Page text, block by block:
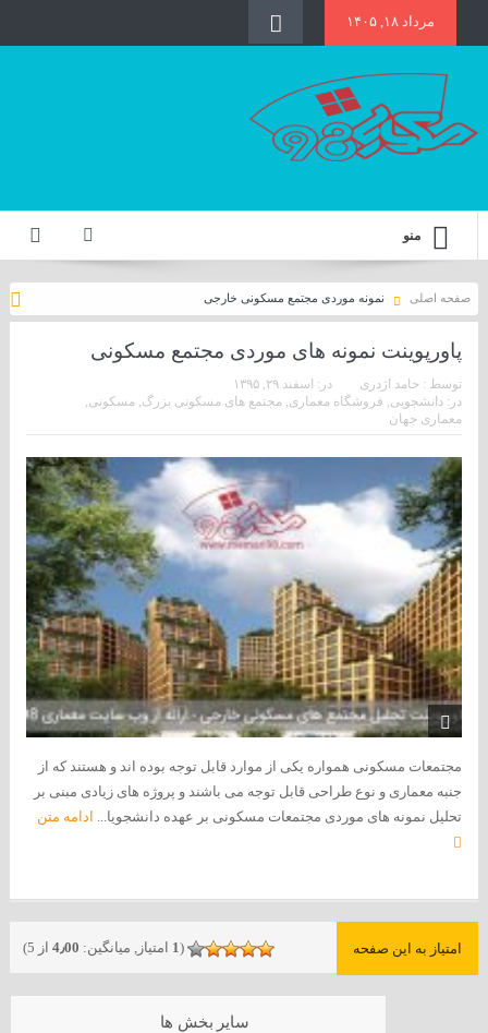
مرداد ۱۸, ۱۴۰۵
منو
صفحه اصلی نمونه موردی مجتمع مسکونی خارجی
پاورپوینت نمونه های موردی مجتمع مسکونی
توسط : حامد اژدری در: اسفند ۲۹, ۱۳۹۵
در: دانشجویی فروشگاه معماری مجتمع های مسکونی بزرگ مسکونی
معماری جهان
مجتمعات مسکونی همواره یکی از موارد قابل توجه بوده اند و هستند که از
جنبه معماری و نوع طراحی قابل توجه می باشند و پروژه های زیادی مبنی بر
تحلیل نمونه های موردی مجتمعات مسکونی بر عهده دانشجویا... ادامه متن
امتیاز به این صفحه (
1 امتیاز, میانگین: 4٫00 از 5)
سایر بخش ها